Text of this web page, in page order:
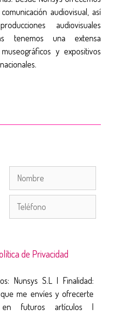
audiovisual, así
audiovisuales
tenemos una extensa
y expositivos
de Privacidad
Nunsys S.L | Finalidad:
me envíes y ofrecerte
en futuros artículos |